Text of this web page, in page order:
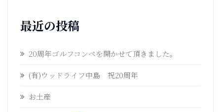
最近の投稿
20周年ゴルフコンペを開かせて頂きました。
(有)ウッドライフ中島 祝20周年
お土産